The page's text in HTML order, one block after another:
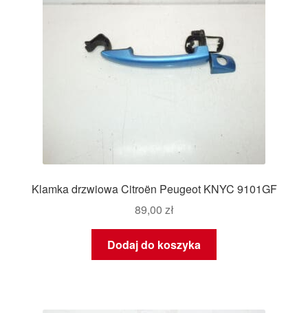
Klamka drzwiowa Citroën Peugeot KNYC 9101GF
89,00 zł
Dodaj do koszyka